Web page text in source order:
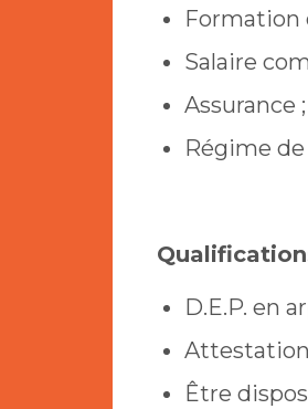
Formation
Salaire
Assurance ;
Régime
D.E.P. en
Être